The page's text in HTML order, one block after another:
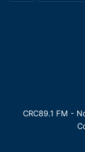
CRC89.1 FM -